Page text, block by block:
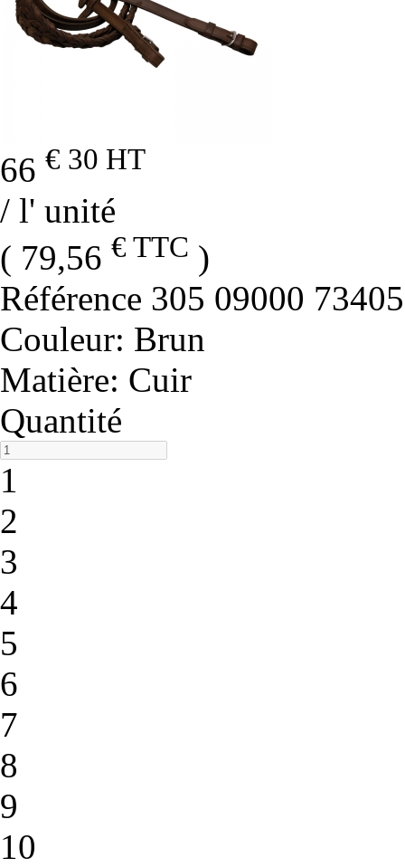
66 € 30 HT
/ l' unité
( 79,56 € TTC )
Référence 305 09000 73405
Couleur: Brun
Matière: Cuir
Quantité
1
2
3
4
5
6
7
8
9
10